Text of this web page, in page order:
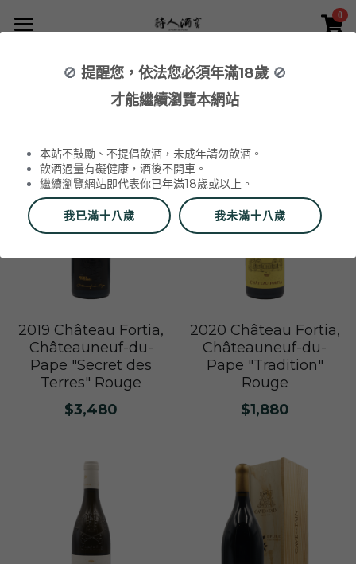
0
葡萄酒 Wines
2026 中秋精選禮盒
雙瓶禮盒
單瓶禮盒
2026 Labet 套組
阿爾薩斯 Alsace
Du Vin aux Liens
Domaine Schoffit
F. Meyer
香檳區 Champagne
Champagne Barrat-Masson
Champagne Bauget-Jouette
Champagne A.Bergère
Domaine Daniel-Etienne Defaix
Bailly Lapierre
布根地 Bourgogne - 夜丘區 Côte de
Nuits
Recrue des Sens
Aurélien Verdet
Beaune-1
Pierre Girardin
Maxime Dubuet-Boillot
Beaune-2
Albert Morot
布根地 Bourgogne - 夏隆內丘 Côte
Chalonnaise
Les Champs de Thémis
布根地 Bourgogne - 馬貢內 Mâconnais
最新消息 News
酒莊 Wineries
威石東聯名 Bī-lâi II
酒器 Accessories
夥伴 Partners
搜索
2026 中秋精選禮盒 2026 Labet 套組
2019 Château Fortia,
Châteauneuf-du-
Pape "Secret des
Terres" Rouge
$3,480
2020 Château Fortia,
Châteauneuf-du-
Pape "Tradition"
Rouge
$1,880
×
商品分類 ×
部落格分類
🚫 提醒您，依法您必須年滿18歲 🚫
才能繼續瀏覽本網站
本站不鼓勵、不提倡飲酒，未成年請勿飲酒。
飲酒過量有礙健康，酒後不開車。
繼續瀏覽網站即代表你已年滿18歲或以上。
我已滿十八歲 我未滿十八歲